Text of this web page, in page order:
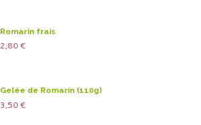
Romarin frais
2,80€
Gelée de Romarin (110g)
3,50€